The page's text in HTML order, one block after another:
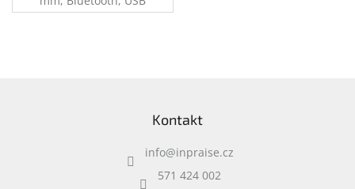
Kontakt
info@inpraise.cz
571 424 002